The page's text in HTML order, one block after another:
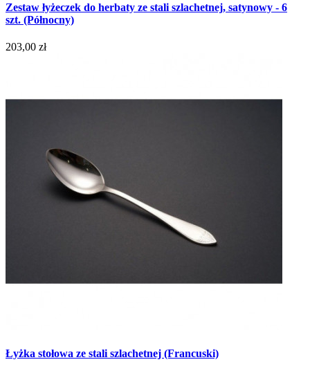
Zestaw łyżeczek do herbaty ze stali szlachetnej, satynowy - 6
szt. (Północny)
203,00 zł
Łyżka stołowa ze stali szlachetnej (Francuski)